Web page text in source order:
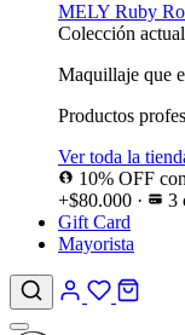
MELY Ruby
Colección actual
Maquillaje que
Productos
Ver toda la
10% OFF
+$80.000 ·
3
Gift Card
Mayorista